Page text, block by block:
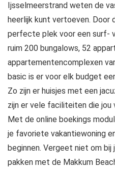
Ijsselmeerstrand weten de
heerlijk kunt vertoeven. Door
perfecte plek voor een surf-
ruim 200 bungalows, 52
appartementencomplexen
basic is er voor elk budget
Zo zijn er huisjes met een
zijn er vele faciliteiten die jou
Met de online boekings
je favoriete vakantiewoning
beginnen. Vergeet niet om
pakken met de Makkum